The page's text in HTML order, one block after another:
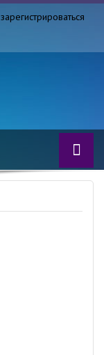
зарегистрироваться